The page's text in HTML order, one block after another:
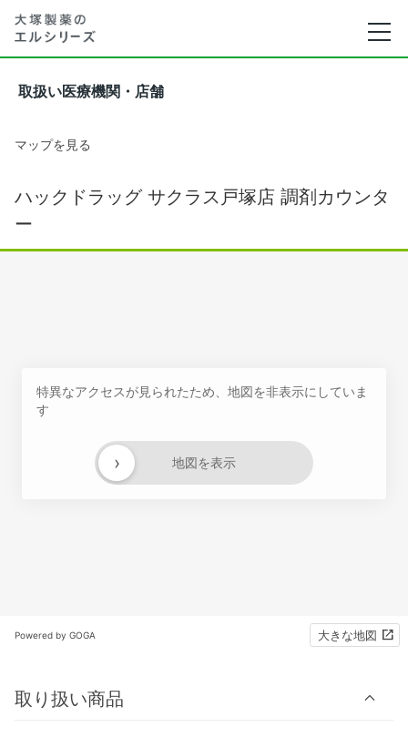
取扱い医療機関・店舗
マップを見る
ハックドラッグ サクラス戸塚店 調剤カウンタ
ー
特異なアクセスが見られたため、地図を非表示にしていま
す
地図を表示
›
Powered by GOGA 大きな地図
取り扱い商品